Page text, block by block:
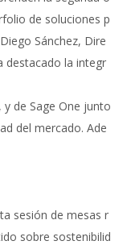
de soluciones p
Sánchez, Dire
destacado la integr
de Sage One junto
del mercado. Ade
sesión de mesas r
sobre sostenibilid